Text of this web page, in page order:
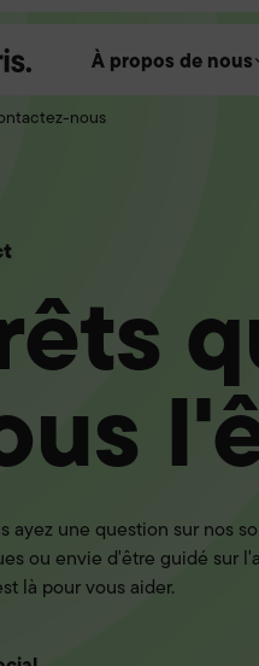
À propos de nous
nous
ayez une question sur nos
ou envie d'être guidé sur
là pour vous aider.